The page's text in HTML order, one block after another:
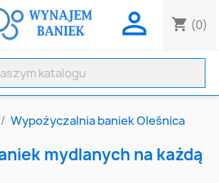
shopping_cart (0)

Wypożyczalnia baniek Oleśnica
mydlanych na każdą